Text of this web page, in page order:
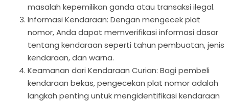
masalah kepemilikan ganda atau transaksi ilegal.
Informasi Kendaraan: Dengan mengecek plat
nomor, Anda dapat memverifikasi informasi dasar
tentang kendaraan seperti tahun pembuatan, jenis
kendaraan, dan warna.
Keamanan dari Kendaraan Curian: Bagi pembeli
kendaraan bekas, pengecekan plat nomor adalah
langkah penting untuk mengidentifikasi kendaraan